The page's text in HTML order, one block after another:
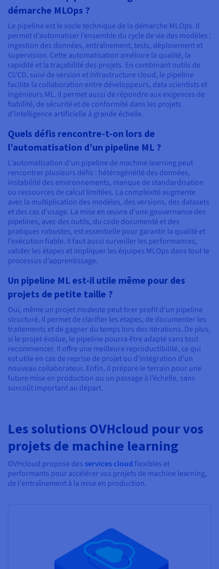
démarche MLOps ?
Le pipeline est le socle technique de la démarche MLOps. Il
permet d’automatiser l’ensemble du cycle de vie des modèles :
ingestion des données, entraînement, tests, déploiement et
supervision. Cette automatisation améliore la qualité, la
rapidité et la traçabilité des projets. En combinant outils de
CI/CD, suivi de version et infrastructure cloud, le pipeline
facilite la collaboration entre développeurs, data scientists et
ingénieurs ML. Il permet aussi de répondre aux exigences de
fiabilité, de sécurité et de conformité dans les projets
d’intelligence artificielle à grande échelle.
Quels défis rencontre-t-on lors de
l’automatisation d’un pipeline ML ?
L’automatisation d’un pipeline de machine learning peut
rencontrer plusieurs défis : hétérogénéité des données,
instabilité des environnements, manque de standardisation
ou ressources de calcul limitées. La complexité augmente
avec la multiplication des modèles, des versions, des datasets
et des cas d’usage. La mise en œuvre d’une gouvernance des
pipelines, avec des outils, du code documenté et des
pratiques robustes, est essentielle pour garantir la qualité et
l’exécution fiable. Il faut aussi surveiller les performances,
valider les étapes et impliquer les équipes MLOps dans tout le
processus d’apprentissage.
Un pipeline ML est-il utile même pour des
projets de petite taille ?
Oui, même un projet modeste peut tirer profit d’un pipeline
structuré. Il permet de clarifier les étapes, de documenter les
traitements et de gagner du temps lors des itérations. De plus,
si le projet évolue, le pipeline pourra être adapté sans tout
recommencer. Il offre une meilleure reproductibilité, ce qui
est utile en cas de reprise de projet ou d’intégration d’un
nouveau collaborateur. Enfin, il prépare le terrain pour une
future mise en production ou un passage à l’échelle, sans
surcoût important au départ.
Les solutions OVHcloud pour vos
projets de machine learning
OVHcloud propose des services cloud flexibles et
performants pour accélérer vos projets de machine learning,
de l'entraînement à la mise en production.